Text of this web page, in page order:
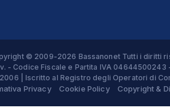
© 2009-2026 Bassanonet Tutti i diritti
- Codice Fiscale e Partita IVA
| Iscritto al Registro degli Operatori di
Privacy Cookie Policy Copyright &